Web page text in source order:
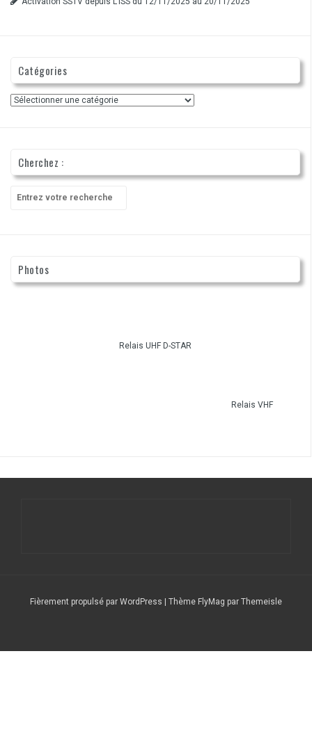
Catégories
Catégories
Cherchez :
pour
Photos
Relais UHF D-STAR
Relais VHF
Fièrement propulsé par WordPress Thème FlyMag par Themeisle